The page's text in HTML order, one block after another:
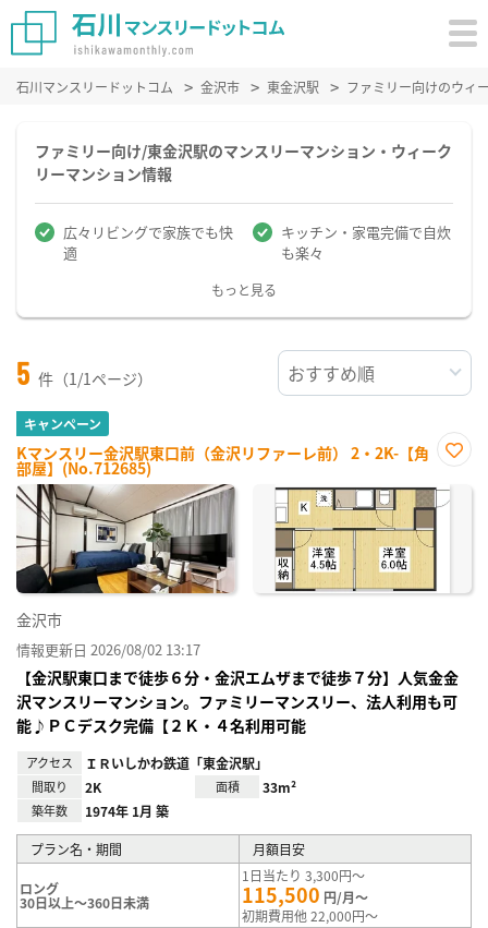
石川マンスリードットコム 金沢市 東金沢駅 ファミリー向けのウィ
ファミリー向け/東金沢駅のマンスリーマンション・ウィーク
リーマンション情報
広々リビングで家族でも快
適
キッチン・家電完備で自炊
も楽々
もっと見る
5 件（1/1ページ）
キャンペーン
Kマンスリー金沢駅東口前（金沢リファーレ前） 2・2K-【角
部屋】(No.712685)
に入
り登
金沢市
情報更新日 2026/08/02 13:17
【金沢駅東口まで徒歩６分・金沢エムザまで徒歩７分】人気金金
沢マンスリーマンション。ファミリーマンスリー、法人利用も可
能♪ＰＣデスク完備【２Ｋ・４名利用可能
アクセス ＩＲいしかわ鉄道「東金沢駅」
間取り 2K 面積 33m²
築年数 1974年 1月 築
プラン名・期間 月額目安
ロング
30日以上～360日未満
1日当たり 3,300円～
115,500 円/月～
初期費用他 22,000円～